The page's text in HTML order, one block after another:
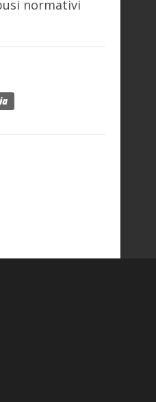
normativi